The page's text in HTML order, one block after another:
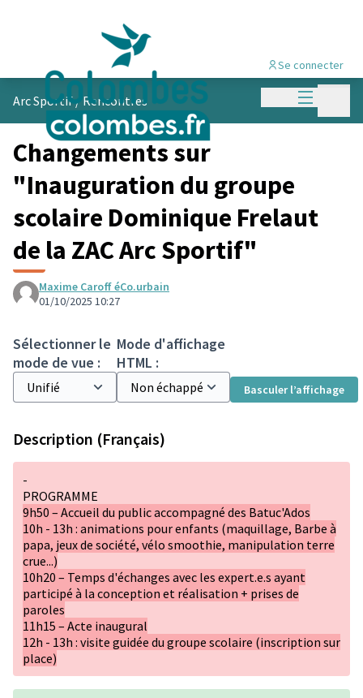
Menu
Se connecter
Arc Sportif/ Rencontres
Changements sur
"Inauguration du groupe
scolaire Dominique Frelaut
de la ZAC Arc Sportif"
Maxime Caroff éCo.urbain
01/10/2025 10:27
Sélectionner le
mode de vue :
Mode d'affichage
HTML :
Basculer l’affichage
Description (Français)
-
PROGRAMME
9h50 – Accueil du public accompagné des Batuc'Ados
10h - 13h : animations pour enfants (maquillage, Barbe à
papa, jeux de société, vélo smoothie, manipulation terre
crue...)
10h20 – Temps d'échanges avec les expert.e.s ayant
participé à la conception et réalisation + prises de
paroles
11h15 – Acte inaugural
12h - 13h : visite guidée du groupe scolaire (inscription sur
place)